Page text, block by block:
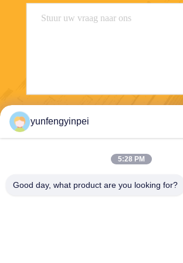
yunfengyinpei
5:28 PM
Good day, what product are you looking for?